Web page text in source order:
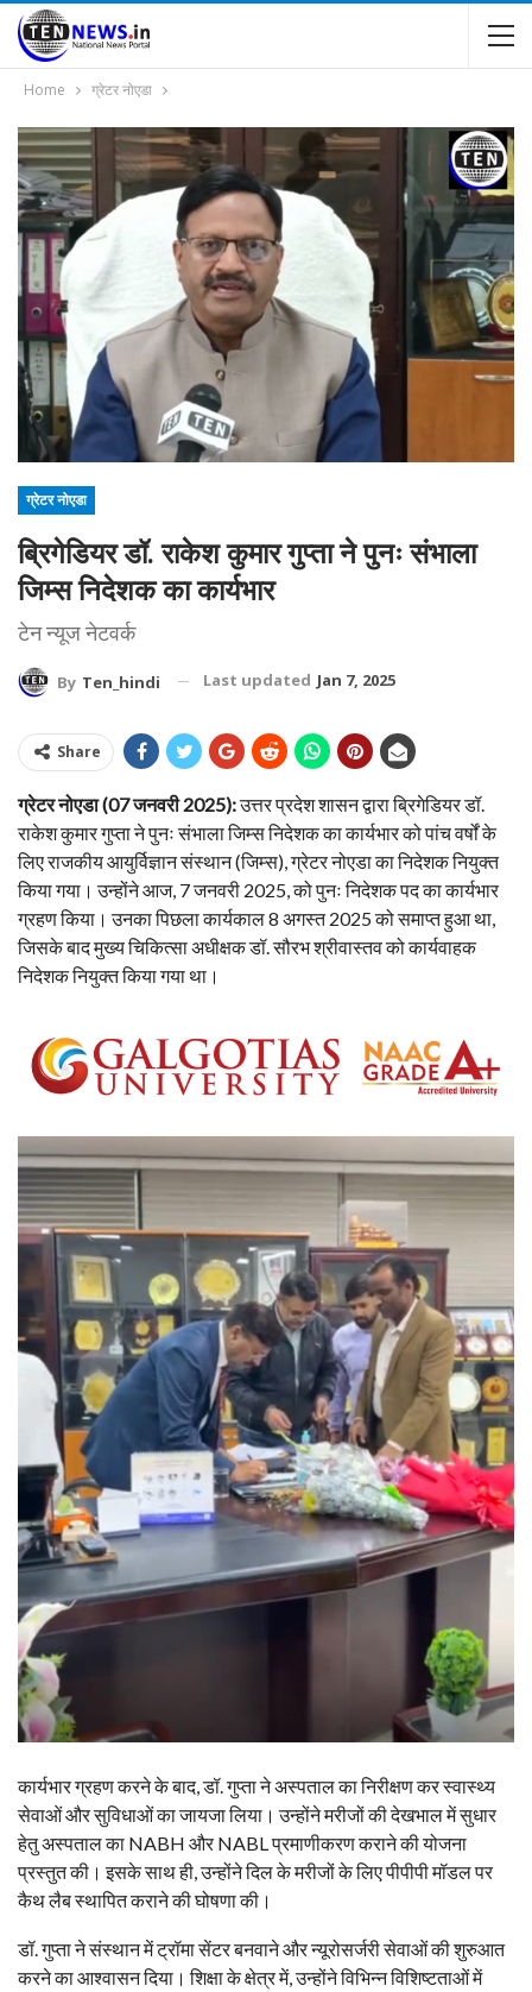
Home ग्रेटर नोएडा
ग्रेटर नोएडा
ब्रिगेडियर डॉ. राकेश कुमार गुप्ता ने पुनः संभाला
जिम्स निदेशक का कार्यभार
टेन न्यूज नेटवर्क
By Ten_hindi Last updated Jan 7, 2025
Share
ग्रेटर नोएडा (07 जनवरी 2025):उत्तर प्रदेश शासन द्वारा ब्रिगेडियर डॉ.
राकेश कुमार गुप्ता ने पुनः संभाला जिम्स निदेशक का कार्यभार को पांच वर्षों के
लिए राजकीय आयुर्विज्ञान संस्थान (जिम्स), ग्रेटर नोएडा का निदेशक नियुक्त
किया गया। उन्होंने आज, 7 जनवरी 2025, को पुनः निदेशक पद का कार्यभार
ग्रहण किया। उनका पिछला कार्यकाल 8 अगस्त 2025 को समाप्त हुआ था,
जिसके बाद मुख्य चिकित्सा अधीक्षक डॉ. सौरभ श्रीवास्तव को कार्यवाहक
निदेशक नियुक्त किया गया था।
कार्यभार ग्रहण करने के बाद, डॉ. गुप्ता ने अस्पताल का निरीक्षण कर स्वास्थ्य
सेवाओं और सुविधाओं का जायजा लिया। उन्होंने मरीजों की देखभाल में सुधार
हेतु अस्पताल का NABH और NABL प्रमाणीकरण कराने की योजना
प्रस्तुत की। इसके साथ ही, उन्होंने दिल के मरीजों के लिए पीपीपी मॉडल पर
कैथ लैब स्थापित कराने की घोषणा की।
डॉ. गुप्ता ने संस्थान में ट्रॉमा सेंटर बनवाने और न्यूरोसर्जरी सेवाओं की शुरुआत
करने का आश्वासन दिया। शिक्षा के क्षेत्र में, उन्होंने विभिन्न विशिष्टताओं में